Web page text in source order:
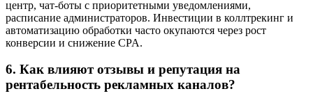
центр, чат-боты с приоритетными уведомлениями,
расписание администраторов. Инвестиции в коллтрекинг и
автоматизацию обработки часто окупаются через рост
конверсии и снижение CPA.
6. Как влияют отзывы и репутация на
рентабельность рекламных каналов?